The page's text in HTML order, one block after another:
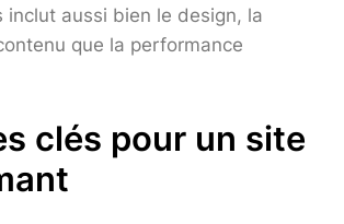
inclut aussi bien le design, la
que la performance
clés pour un site